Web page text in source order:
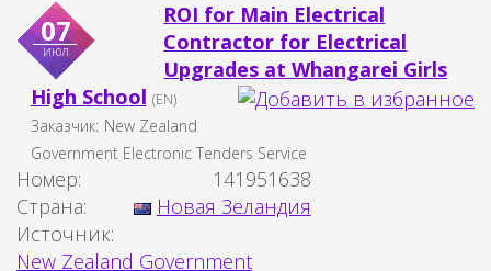
07
июл
ROI for Main Electrical
Contractor for Electrical
Upgrades at Whangarei Girls
High School (EN)
Заказчик: New Zealand
Government Electronic Tenders Service
Номер:
141951638
Страна:
Новая Зеландия
Источник:
New Zealand Government